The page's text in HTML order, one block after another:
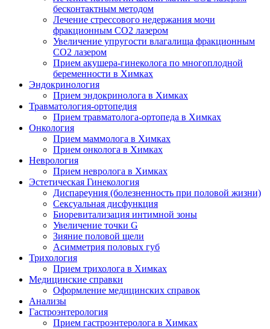
бесконтактным методом
Лечение стрессового недержания мочи
фракционным CO2 лазером
Увеличение упругости влагалища фракционным
CO2 лазером
Прием акушера-гинеколога по многоплодной
беременности в Химках
Эндокринология
Прием эндокринолога в Химках
Травматология-ортопедия
Прием травматолога-ортопеда в Химках
Онкология
Прием маммолога в Химках
Прием онколога в Химках
Неврология
Прием невролога в Химках
Эстетическая Гинекология
Диспареуния (болезненность при половой жизни)
Сексуальная дисфункция
Биоревитализация интимной зоны
Увеличение точки G
Зияние половой щели
Асимметрия половых губ
Трихология
Прием трихолога в Химках
Медицинские справки
Оформление медицинских справок
Анализы
Гастроэнтерология
Прием гастроэнтеролога в Химках